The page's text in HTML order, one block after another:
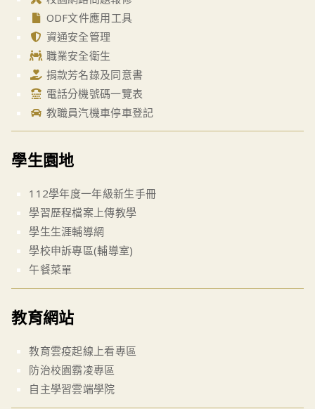
ODF文件應用工具
資通安全管理
職業安全衛生
捐款芳名錄及同意書
電話分機號碼一覽表
教職員汽機車停車登記
學生園地
112學年度一年級新生手冊
學習歷程檔案上傳教學
學生生涯輔導網
學校申訴專區(輔導室)
午餐菜單
教育網站
教育雲疫起線上看專區
防治校園霸凌專區
自主學習雲端學院